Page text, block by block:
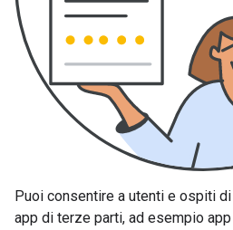
Puoi consentire a utenti e ospiti
app di terze parti, ad esempio